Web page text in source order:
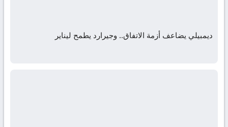
ديمبيلي يضاعف أزمة الاتفاق.. وجيرارد يطمح ليناير